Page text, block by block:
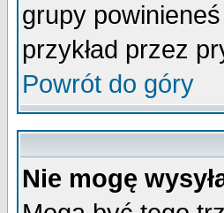
grupy
przykład przez
Powrót do góry
Nie mogę